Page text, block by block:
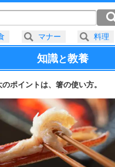
知識と教養
ポイントは、箸の使い方。
マナー 料理